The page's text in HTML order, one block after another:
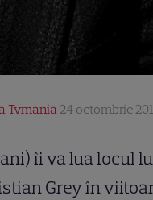
Tvmania 24 octombrie
îi va lua locul
Grey în